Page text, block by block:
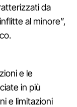
da
al minore”,
e le
in più
e limitazioni